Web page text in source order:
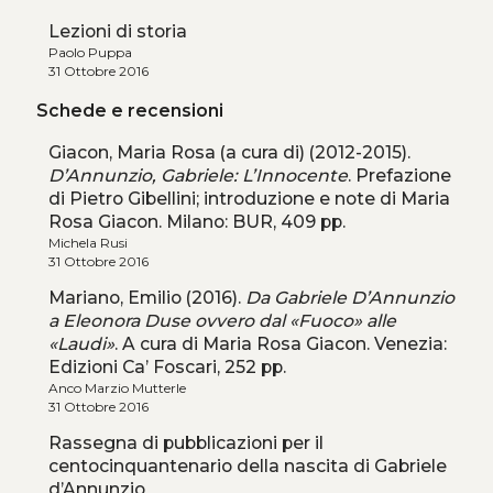
Lezioni di storia
Paolo Puppa
31 Ottobre 2016
Schede e recensioni
Giacon, Maria Rosa (a cura di) (2012-2015).
D’Annunzio, Gabriele: L’Innocente. Prefazione
di Pietro Gibellini; introduzione e note di Maria
Rosa Giacon. Milano: BUR, 409 pp.
Michela Rusi
31 Ottobre 2016
Mariano, Emilio (2016). Da Gabriele D’Annunzio
a Eleonora Duse ovvero dal «Fuoco» alle
«Laudi». A cura di Maria Rosa Giacon. Venezia:
Edizioni Ca’ Foscari, 252 pp.
Anco Marzio Mutterle
31 Ottobre 2016
Rassegna di pubblicazioni per il
centocinquantenario della nascita di Gabriele
d’Annunzio